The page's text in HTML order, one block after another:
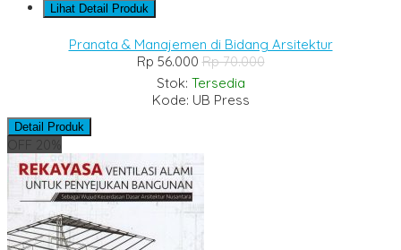
Lihat Detail Produk
Pranata & Manajemen di Bidang Arsitektur
Rp 56.000Rp 70.000
Stok: Tersedia
Kode: UB Press
Detail Produk
OFF 20%